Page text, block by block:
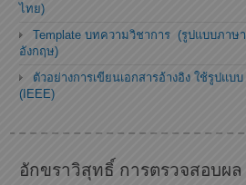
ไทย)
Template บทความวิชาการ (รูปแบบภาษา
อังกฤษ)
ตัวอย่างการเขียนเอกสารอ้างอิง ใช้รูปแบบ
(IEEE)
อักขราวิสุทธิ์ การตรวจสอบผล